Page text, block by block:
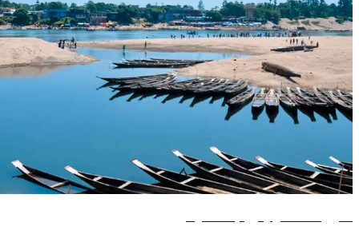
دليل السفر إلى بنغلاديش